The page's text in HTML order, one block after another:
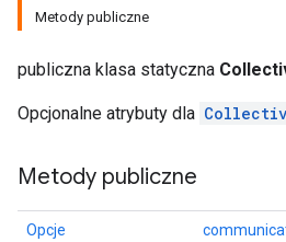
Metody publiczne
publiczna klasa statyczna
Opcjonalne atrybuty dla
Metody publiczne
Opcje